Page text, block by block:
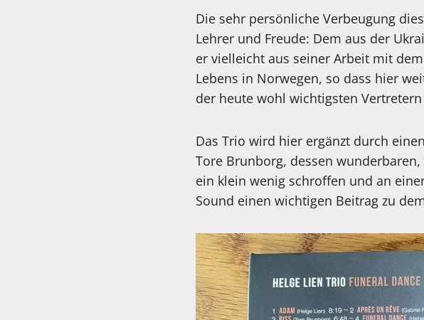
Die sehr persönliche Verbeugung
Lehrer und Freude: Dem aus der
er vielleicht aus seiner Arbeit mit
Lebens in Norwegen, so dass hier
der heute wohl wichtigsten Vertretern
Das Trio wird hier ergänzt durch
Tore Brunborg, dessen
ein klein wenig schroffen und an
Sound einen wichtigen Beitrag zu